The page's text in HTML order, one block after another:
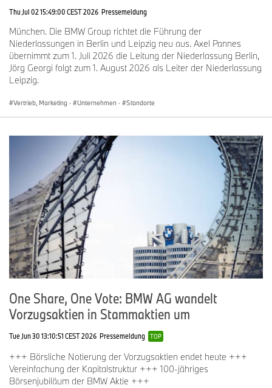
Thu Jul 02 15:49:00 CEST 2026 Pressemeldung
München. Die BMW Group richtet die Führung der
Niederlassungen in Berlin und Leipzig neu aus. Axel Pannes
übernimmt zum 1. Juli 2026 die Leitung der Niederlassung Berlin,
Jörg Georgi folgt zum 1. August 2026 als Leiter der Niederlassung
Leipzig.
Vertrieb, Marketing · Unternehmen · Standorte
One Share, One Vote: BMW AG wandelt
Vorzugsaktien in Stammaktien um
Tue Jun 30 13:10:51 CEST 2026 Pressemeldung TOP
+++ Börsliche Notierung der Vorzugsaktien endet heute +++
Vereinfachung der Kapitalstruktur +++ 100-jähriges
Börsenjubiläum der BMW Aktie +++